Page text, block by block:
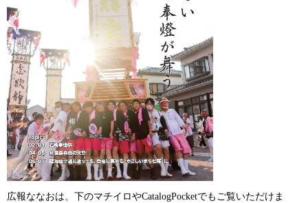
広報ななおは、下のマチイロやCatalogPocketでもご覧いただけま